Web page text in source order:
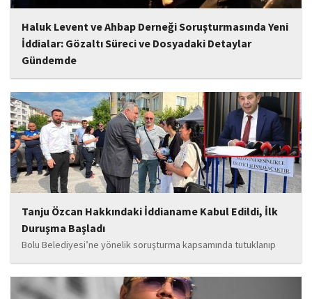
Haluk Levent ve Ahbap Derneği Soruşturmasında Yeni
İddialar: Gözaltı Süreci ve Dosyadaki Detaylar
Gündemde
İstanbul Cumhuriyet Başsavcılığı tarafından yürütülen ve Haluk
Levent ile kurucusu olduğu Ahbap Derneği'ni kapsadığı belirtilen
soruşturmaya ilişkin yeni iddialar gündeme geldi. Edinilen
bilgilere göre, soruşturmanın ani bir operasyonla değil, aylar...
Tanju Özcan Hakkındaki İddianame Kabul Edildi, İlk
Duruşma Başladı
Bolu Belediyesi’ne yönelik soruşturma kapsamında tutuklanıp
belediye başkanlığı görevinden uzaklaştırılan Tanju Özcan’ın da
aralarında bulunduğu 6’sı tutuklu 19 sanığın yargılandığı dava
başladı.